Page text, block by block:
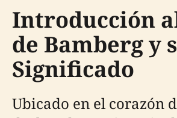
Introducción
de Bamberg y
Significado
Ubicado en el corazón